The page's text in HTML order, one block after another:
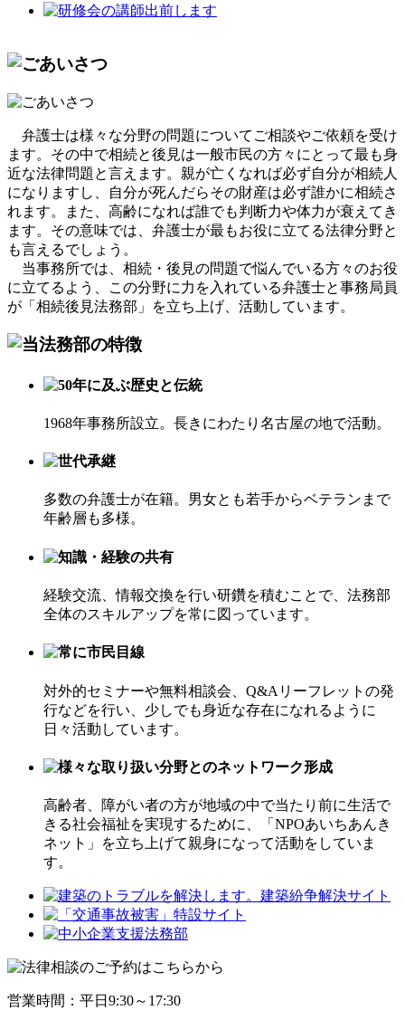
弁護士は様々な分野の問題についてご相談やご依頼を受け
ます。その中で相続と後見は一般市民の方々にとって最も身
近な法律問題と言えます。親が亡くなれば必ず自分が相続人
になりますし、自分が死んだらその財産は必ず誰かに相続さ
れます。また、高齢になれば誰でも判断力や体力が衰えてき
ます。その意味では、弁護士が最もお役に立てる法律分野と
も言えるでしょう。
当事務所では、相続・後見の問題で悩んでいる方々のお役
に立てるよう、この分野に力を入れている弁護士と事務局員
が「相続後見法務部」を立ち上げ、活動しています。
1968年事務所設立。長きにわたり名古屋の地で活動。
多数の弁護士が在籍。男女とも若手からベテランまで
年齢層も多様。
経験交流、情報交換を行い研鑽を積むことで、法務部
全体のスキルアップを常に図っています。
対外的セミナーや無料相談会、Q&Aリーフレットの発
行などを行い、少しでも身近な存在になれるように
日々活動しています。
高齢者、障がい者の方が地域の中で当たり前に生活で
きる社会福祉を実現するために、「NPOあいちあんき
ネット」を立ち上げて親身になって活動をしていま
す。
営業時間：平日9:30～17:30